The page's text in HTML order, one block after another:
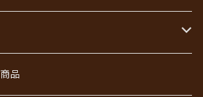
品